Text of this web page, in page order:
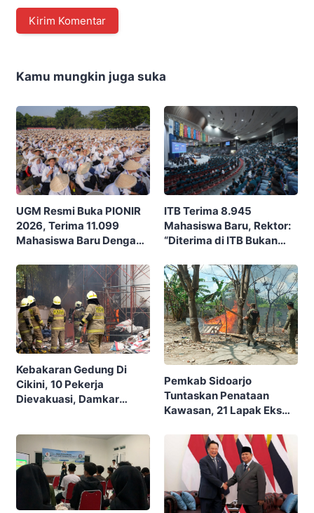
Kamu mungkin juga suka
UGM Resmi Buka PIONIR
2026, Terima 11.099
Mahasiswa Baru Dengan
Membangun Bangsa”
ITB Terima 8.945
Mahasiswa Baru, Rektor:
“Diterima di ITB Bukan
Kebakaran Gedung Di
Cikini, 10 Pekerja
Dievakuasi, Damkar
Pemkab Sidoarjo
Tuntaskan Penataan
Kawasan, 21 Lapak Eks
Diratakan